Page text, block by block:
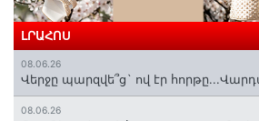
ԼՐԱՀՈՍ
08.06.26
Վերջը պարզվե՞ց` ով էր
08.06.26